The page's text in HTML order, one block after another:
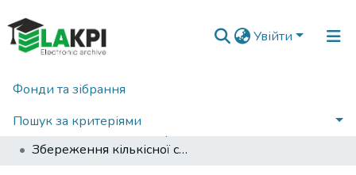
Увійти
Фонди та зібрання
Пошук за критеріями
Статистика
Головна
Наукова періодика
Збереження кількісної семантики англійських морфологічних одиниць технічної підмови в україномовному перекладі